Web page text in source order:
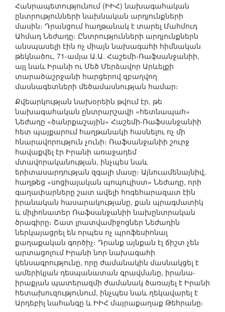
Հանրապետությունում (ԻԻՀ) նախագահական
ընտրությունների նախնական արդյունքների
մասին։ Դրանցում հաղթանակ է տարել Մահմուդ
Ահմադ Նեժադը։ Ընտրությունների արդյունքներն
անսպասելի էին ոչ միայն նախագահի հիմնական
թեկնածու, 71-ամյա Ա.Ա. Հաշեմի-Ռաֆսանջանիի,
այլ նաև Իրանի ու Մեծ Մերձավոր Արևելքի
տարածաշրջանի հարցերով զբաղվող
մասնագետների մեծամասնության համար։
Քվեարկության նախօրեին թվում էր, թե
նախագահական ընտրարշավի «հետնապահ»
Նեժադը «ծանրքաշային» Հաշեմի-Ռաֆսանջանիի
հետ պայքարում հաղթանակի հասնելու ոչ մի
հնարավորություն չունի։ Ռաֆսանջանիի շուրջ
հավաքվել էր Իրանի առաջադեմ
մտավորականության, ինչպես նաև
երիտասարդության զգալի մասը։ Այնուամենայնիվ,
հաղթեց «սոցիալական պոպուլիստ» Նեժադը, որի
գաղափարները շատ ավելի հոգեհարազատ էին
իրանական հասարակությանը, քան պրագմատիկ
և միլիոնատեր Ռաֆսանջանիի նախընտրական
ծրագիրը։ Շատ լրատվամիջոցներ Նեժադին
ներկայացրել են որպես ոչ պրոֆեսիոնալ
քաղաքական գործիչ։ Դրանք այնքան էլ ճիշտ չեն
արտացոլում Իրանի նոր նախագահի
կենսագրությունը, որը ժամանակին մասնակցել է
ամերիկյան դեսպանատան գրավմանը, իրանա-
իրաքյան պատերազմի ժամանակ ծառայել է Իրանի
հետախուզությունում, ինչպես նաև ղեկավարել է
Արդեբիլ նահանգը և ԻԻՀ մայրաքաղաք Թեհրանը։